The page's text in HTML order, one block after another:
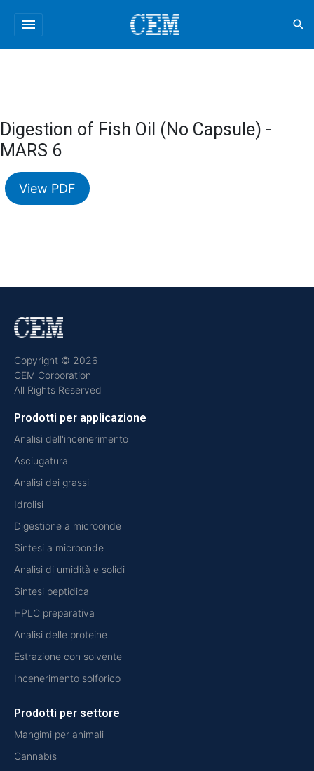
menu search
Digestion of Fish Oil (No Capsule) -
MARS 6
View PDF
Copyright © 2026
CEM Corporation
All Rights Reserved
Prodotti per applicazione
Analisi dell'incenerimento
Asciugatura
Analisi dei grassi
Idrolisi
Digestione a microonde
Sintesi a microonde
Analisi di umidità e solidi
Sintesi peptidica
HPLC preparativa
Analisi delle proteine
Estrazione con solvente
Incenerimento solforico
Prodotti per settore
Mangimi per animali
Cannabis